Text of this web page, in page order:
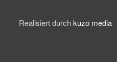
Realisiert durchkuzo media